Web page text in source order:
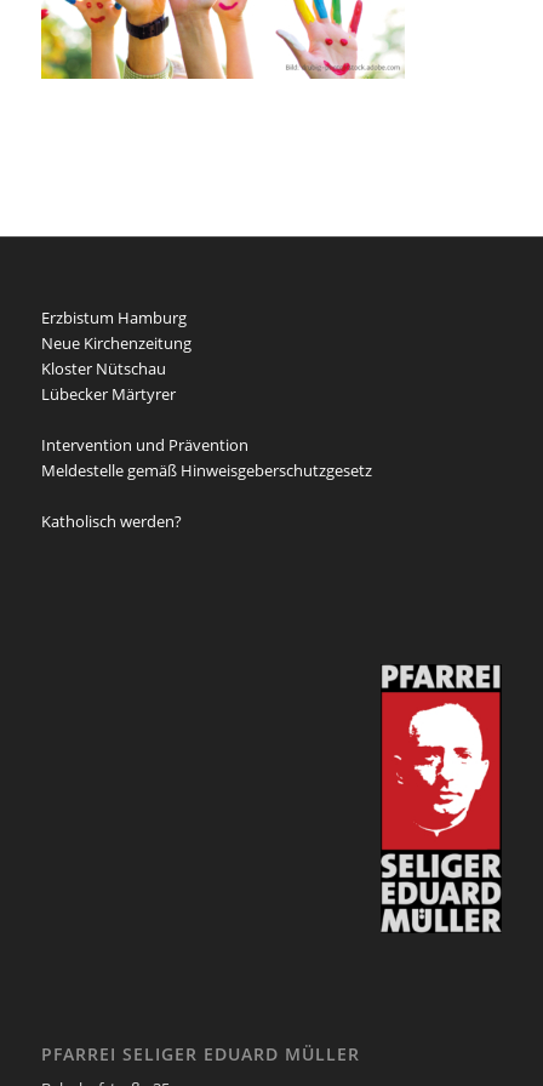
Erzbistum Hamburg
Neue Kirchenzeitung
Kloster Nütschau
Lübecker Märtyrer
Intervention und Prävention
Meldestelle gemäß Hinweisgeberschutzgesetz
Katholisch werden?
PFARREI SELIGER EDUARD MÜLLER